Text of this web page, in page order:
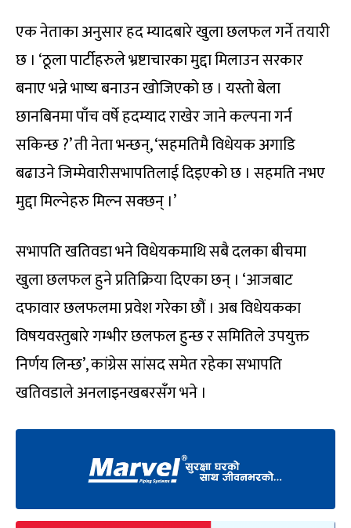
एक नेताका अनुसार हद म्यादबारे खुला छलफल गर्ने तयारी
छ । ‘ठूला पार्टीहरुले भ्रष्टाचारका मुद्दा मिलाउन सरकार
बनाए भन्ने भाष्य बनाउन खोजिएको छ । यस्तो बेला
छानबिनमा पाँच वर्षे हदम्याद राखेर जाने कल्पना गर्न
सकिन्छ ?’ ती नेता भन्छन्, ‘सहमतिमै विधेयक अगाडि
बढाउने जिम्मेवारीसभापतिलाई दिइएको छ । सहमति नभए
मुद्दा मिल्नेहरु मिल्न सक्छन् ।’
सभापति खतिवडा भने विधेयकमाथि सबै दलका बीचमा
खुला छलफल हुने प्रतिक्रिया दिएका छन् । ‘आजबाट
दफावार छलफलमा प्रवेश गरेका छौं । अब विधेयकका
विषयवस्तुबारे गम्भीर छलफल हुन्छ र समितिले उपयुक्त
निर्णय लिन्छ’, कांग्रेस सांसद समेत रहेका सभापति
खतिवडाले अनलाइनखबरसँग भने ।